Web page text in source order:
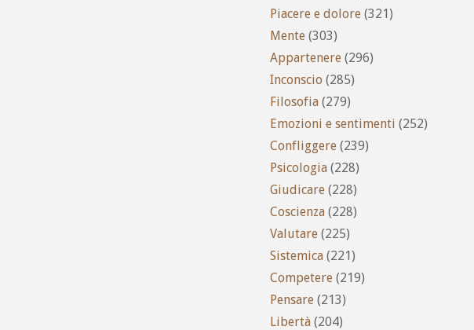
Piacere e dolore (321)
Mente (303)
Appartenere (296)
Inconscio (285)
Filosofia (279)
Emozioni e sentimenti (252)
Confliggere (239)
Psicologia (228)
Giudicare (228)
Coscienza (228)
Valutare (225)
Sistemica (221)
Competere (219)
Pensare (213)
Libertà (204)